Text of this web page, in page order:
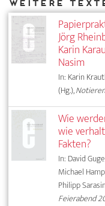
Jörg
Karin
Nasim
In: Karin
(Hg.),
Wie
wie
Fakten?
In: David
Michael
Philipp
Feierabend